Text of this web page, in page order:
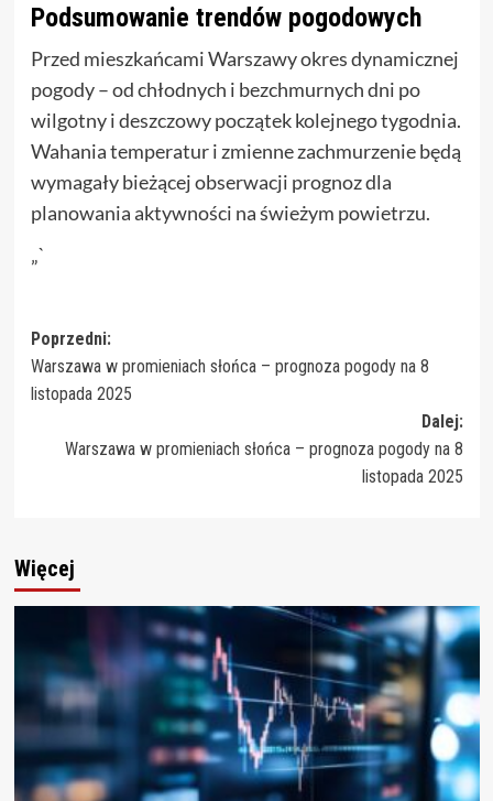
Podsumowanie trendów pogodowych
Przed mieszkańcami Warszawy okres dynamicznej
pogody – od chłodnych i bezchmurnych dni po
wilgotny i deszczowy początek kolejnego tygodnia.
Wahania temperatur i zmienne zachmurzenie będą
wymagały bieżącej obserwacji prognoz dla
planowania aktywności na świeżym powietrzu.
„`
Zobacz
wpisy
Poprzedni:
Warszawa w promieniach słońca – prognoza pogody na 8
listopada 2025
Dalej:
Warszawa w promieniach słońca – prognoza pogody na 8
listopada 2025
Więcej